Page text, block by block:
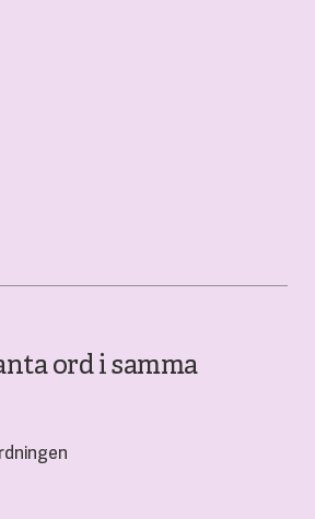
ord i samma